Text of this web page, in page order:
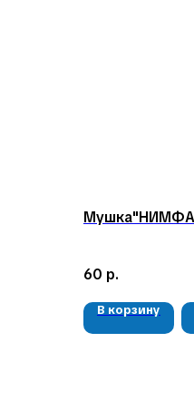
60 р.
В корзину